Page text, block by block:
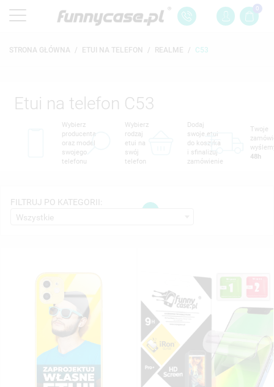
0
STRONA GŁÓWNA ETUI NA TELEFON REALME C53
Etui na telefon C53
Wybierz
producenta
oraz model
swojego
telefonu
Wybierz
rodzaj
etui na
swój
telefon
Dodaj
swoje etui
do koszyka
i sfinalizuj
zamówienie
Twoje
48h
FILTRUJ PO KATEGORII:
Wszystkie
1